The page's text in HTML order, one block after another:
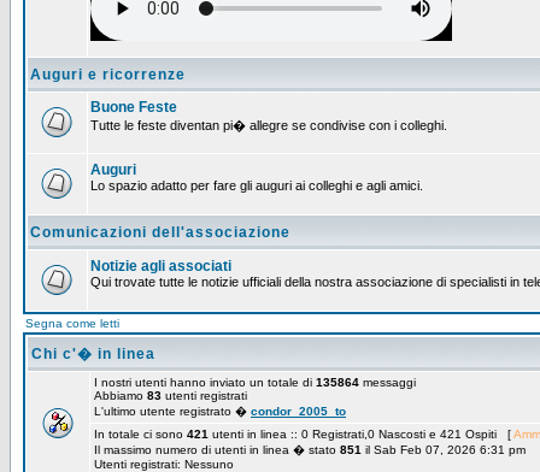
Auguri e ricorrenze
Buone Feste
Tutte le feste diventan pi� allegre se condivise con i colleghi.
Auguri
Lo spazio adatto per fare gli auguri ai colleghi e agli amici.
Comunicazioni dell'associazione
Notizie agli associati
Qui trovate tutte le notizie ufficiali della nostra associazione di specialisti in
Segna come letti
Chi c'� in linea
I nostri utenti hanno inviato un totale di 135864 messaggi
Abbiamo 83 utenti registrati
L'ultimo utente registrato � condor_2005_to
In totale ci sono 421 utenti in linea :: 0 Registrati,0 Nascosti e 421 Ospiti [
Il massimo numero di utenti in linea � stato 851 il Sab Feb 07, 2026 6:31 pm
Utenti registrati: Nessuno